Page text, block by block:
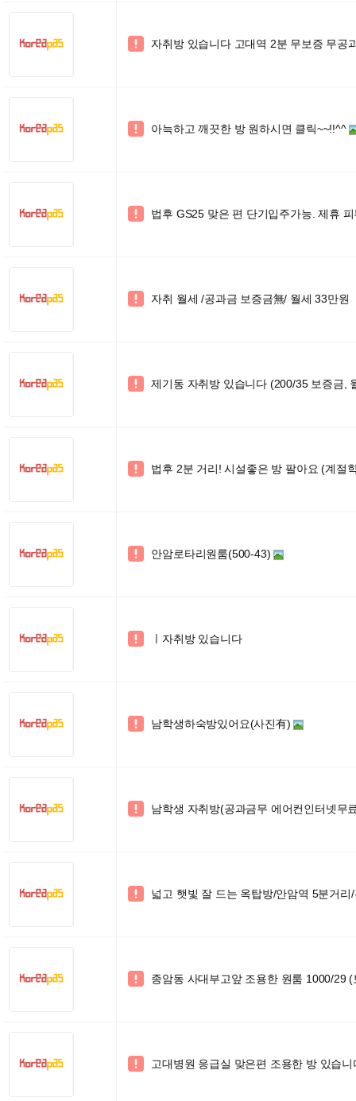
 자취방 있습니다 고대역 2분 무보증 무공
 아늑하고 깨끗한 방 원하시면 클릭~~!!^^
 법후 GS25 맞은 편 단기입주가능. 제휴
 자취 월세 /공과금 보증금無/ 월세 33만원
 제기동 자취방 있습니다 (200/35 보증금,
 법후 2분 거리! 시설좋은 방 팔아요 (계절
 안암로타리원룸(500-43)
 ㅣ자취방 있습니다
 남학생하숙방있어요(사진有)
 남학생 자취방(공과금무 에어컨인터넷무
 넓고 햇빛 잘 드는 옥탑방/안암역 5분거리
 종암동 사대부고앞 조용한 원룸 1000/29
 고대병원 응급실 맞은편 조용한 방 있습니